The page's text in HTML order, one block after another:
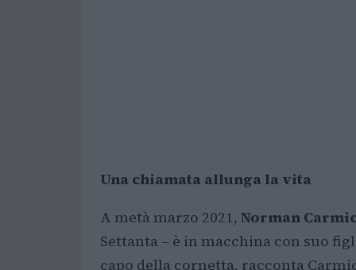
Una chiamata allunga la vita
A metà marzo 2021, Norman
Settanta – è in macchina con suo
capo della cornetta, racconta